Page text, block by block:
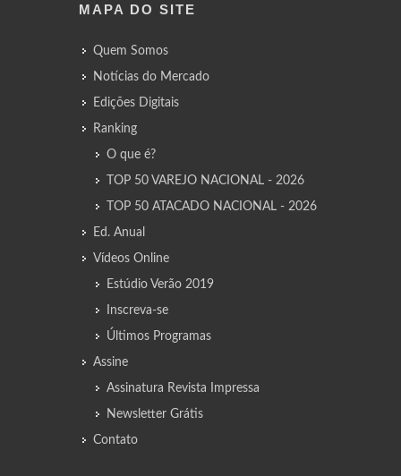
MAPA DO SITE
Quem Somos
Notícias do Mercado
Edições Digitais
Ranking
O que é?
TOP 50 VAREJO NACIONAL - 2026
TOP 50 ATACADO NACIONAL - 2026
Ed. Anual
Vídeos Online
Estúdio Verão 2019
Inscreva-se
Últimos Programas
Assine
Assinatura Revista Impressa
Newsletter Grátis
Contato